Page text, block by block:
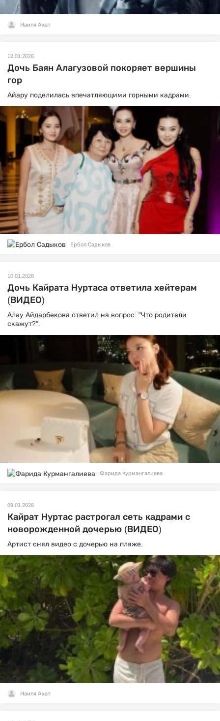
Наиля Ахат
12.01.2026
Дочь Баян Алагузовой покоряет вершины
гор
Айару поделилась впечатляющими горными кадрами.
Ербол Садыков
10.01.2026
Дочь Кайрата Нуртаса ответила хейтерам
(ВИДЕО)
Алау Айдарбекова ответил на вопрос: "Что родители
скажут?".
Фарида Курмангалиева
09.01.2026
Кайрат Нуртас растрогал сеть кадрами с
новорожденной дочерью (ВИДЕО)
Артист снял видео с дочерью на пляже.
Наиля Ахат